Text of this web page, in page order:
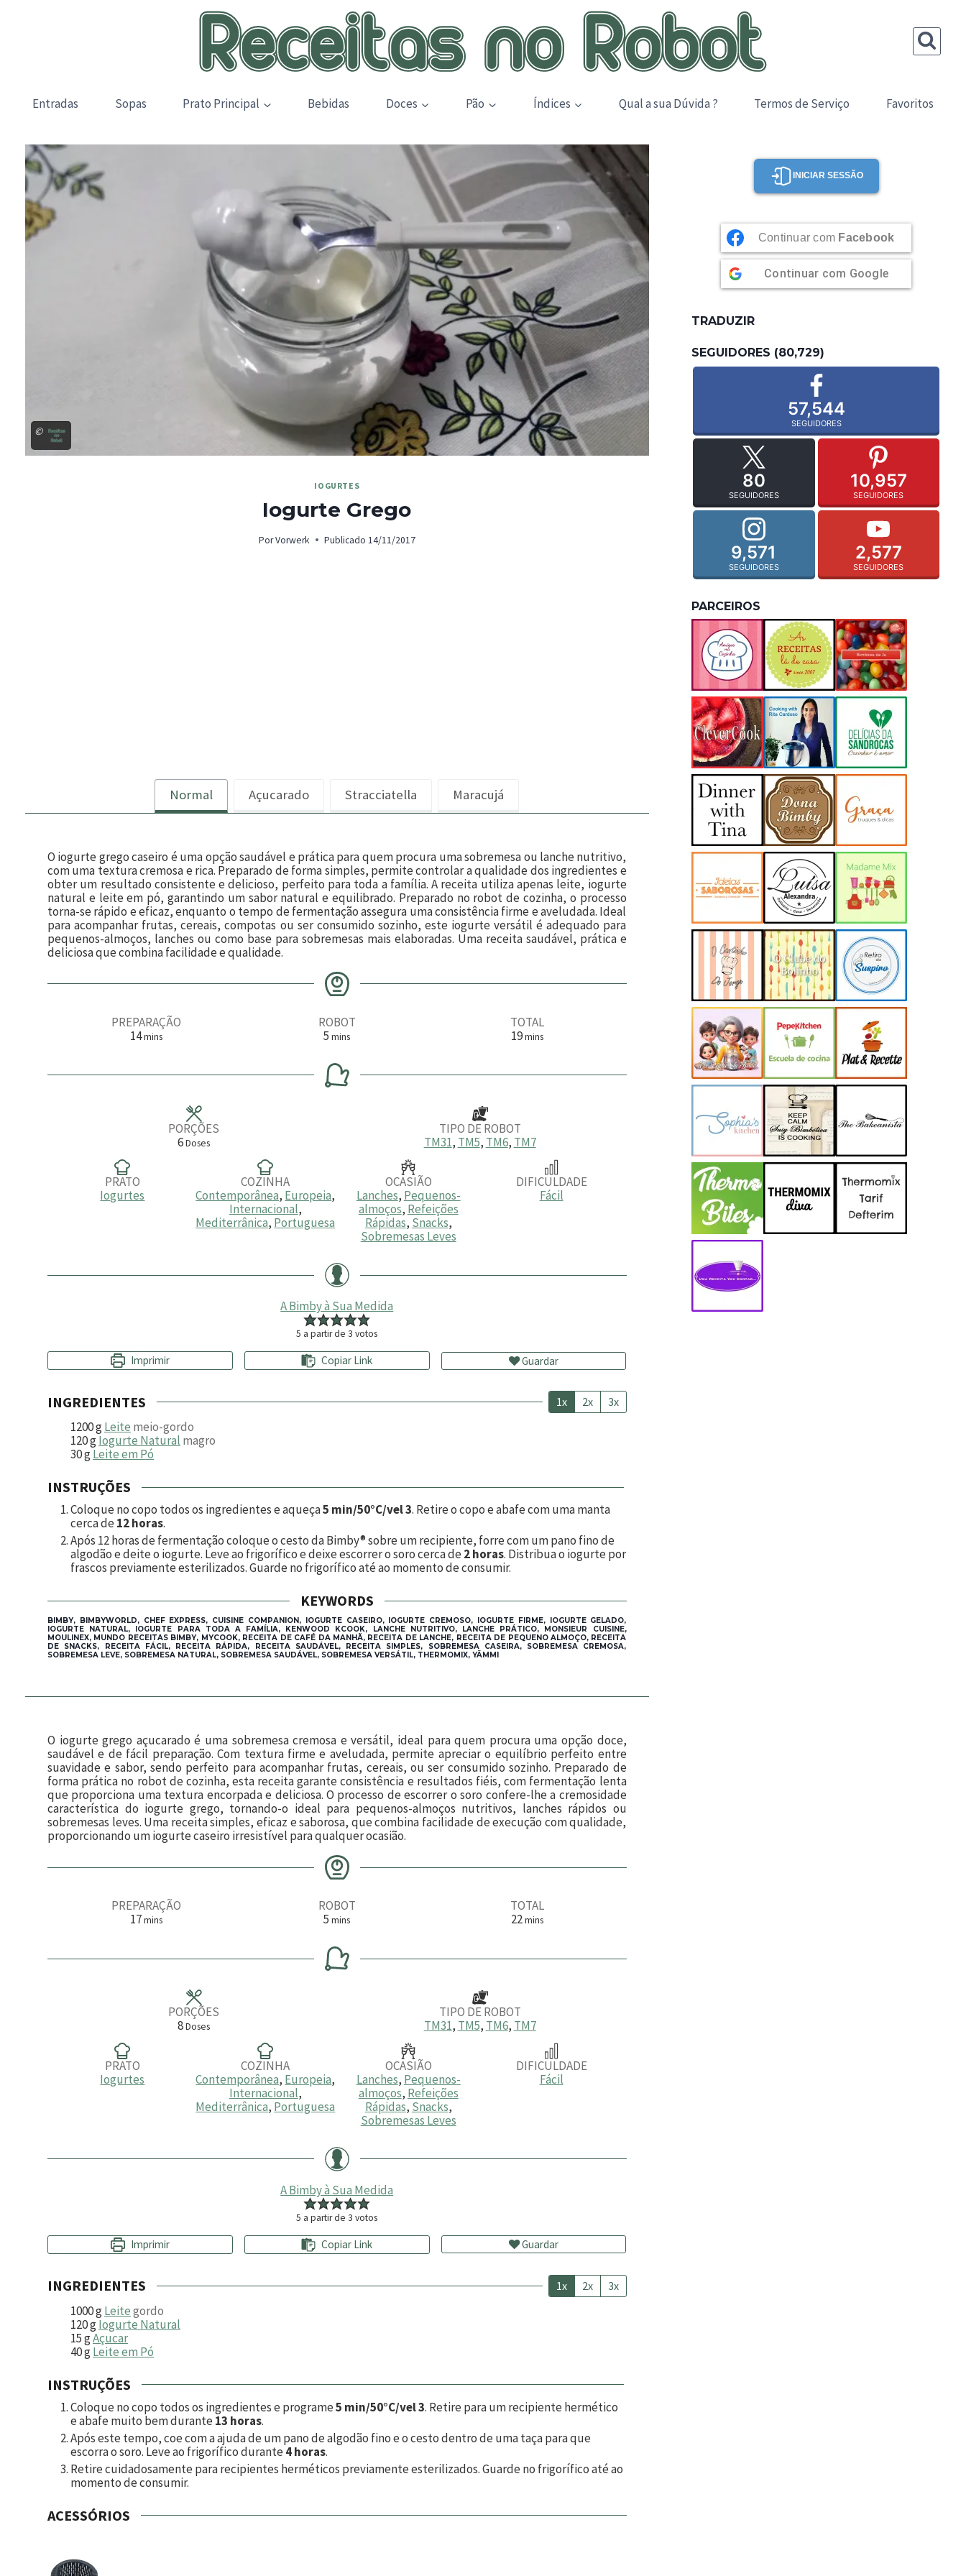
Entradas Sopas Prato Principal Bebidas Doces Pão Índices Qual a sua Dúvida ? Termos de Serviço Favoritos
©
IOGURTES
Iogurte Grego
Por Vorwerk Publicado 14/11/2017
Normal Açucarado Stracciatella Maracujá
O iogurte grego caseiro é uma opção saudável e prática para quem procura uma sobremesa ou lanche nutritivo,
com uma textura cremosa e rica. Preparado de forma simples, permite controlar a qualidade dos ingredientes e
obter um resultado consistente e delicioso, perfeito para toda a família. A receita utiliza apenas leite, iogurte
natural e leite em pó, garantindo um sabor natural e equilibrado. Preparado no robot de cozinha, o processo
torna-se rápido e eficaz, enquanto o tempo de fermentação assegura uma consistência firme e aveludada. Ideal
para acompanhar frutas, cereais, compotas ou ser consumido sozinho, este iogurte versátil é adequado para
pequenos-almoços, lanches ou como base para sobremesas mais elaboradas. Uma receita saudável, prática e
deliciosa que combina facilidade e qualidade.
PREPARAÇÃO
14m
u
mins
ROBOT
5m
n
u
t
mins
TOTAL
19m
u
mins
PORÇÕES
6Doses
TIPO DE ROBOT
TM31, TM5, TM6, TM7
PRATO
Iogurtes
COZINHA
Contemporânea, Europeia,
Internacional,
Mediterrânica, Portuguesa
OCASIÃO
Lanches, Pequenos-
almoços, Refeições
Rápidas, Snacks,
Sobremesas Leves
DIFICULDADE
Fácil
A Bimby à Sua Medida
5 a partir de3 votos
Imprimir Copiar Link Guardar
INGREDIENTES 1x 2x 3x
1200gLeite meio-gordo
120gIogurte Natural magro
30gLeite em Pó
INSTRUÇÕES
Coloque no copo todos os ingredientes e aqueça5 min/50°C/vel 3. Retire o copo e abafe com uma manta
cerca de12 horas.
Após 12 horas de fermentação coloque o cesto da Bimby® sobre um recipiente, forre com um pano fino de
algodão e deite o iogurte. Leve ao frigorífico e deixe escorrer o soro cerca de2 horas. Distribua o iogurte por
frascos previamente esterilizados. Guarde no frigorífico até ao momento de consumir.
KEYWORDS
BIMBY, BIMBYWORLD, CHEF EXPRESS, CUISINE COMPANION, IOGURTE CASEIRO, IOGURTE CREMOSO, IOGURTE FIRME, IOGURTE GELADO,
IOGURTE NATURAL, IOGURTE PARA TODA A FAMÍLIA, KENWOOD KCOOK, LANCHE NUTRITIVO, LANCHE PRÁTICO, MONSIEUR CUISINE,
MOULINEX, MUNDO RECEITAS BIMBY, MYCOOK, RECEITA DE CAFÉ DA MANHÃ, RECEITA DE LANCHE, RECEITA DE PEQUENO ALMOÇO, RECEITA
DE SNACKS, RECEITA FÁCIL, RECEITA RÁPIDA, RECEITA SAUDÁVEL, RECEITA SIMPLES, SOBREMESA CASEIRA, SOBREMESA CREMOSA,
SOBREMESA LEVE, SOBREMESA NATURAL, SOBREMESA SAUDÁVEL, SOBREMESA VERSÁTIL, THERMOMIX, YÄMMI
O iogurte grego açucarado é uma sobremesa cremosa e versátil, ideal para quem procura uma opção doce,
saudável e de fácil preparação. Com textura firme e aveludada, permite apreciar o equilíbrio perfeito entre
suavidade e sabor, sendo perfeito para acompanhar frutas, cereais, ou ser consumido sozinho. Preparado de
forma prática no robot de cozinha, esta receita garante consistência e resultados fiéis, com fermentação lenta
que proporciona uma textura encorpada e deliciosa. O processo de escorrer o soro confere-lhe a cremosidade
característica do iogurte grego, tornando-o ideal para pequenos-almoços nutritivos, lanches rápidos ou
sobremesas leves. Uma receita simples, eficaz e saborosa, que combina facilidade de execução com qualidade,
proporcionando um iogurte caseiro irresistível para qualquer ocasião.
PREPARAÇÃO
17m
u
mins
ROBOT
5m
n
u
t
mins
TOTAL
22m
u
mins
PORÇÕES
8Doses
TIPO DE ROBOT
TM31, TM5, TM6, TM7
PRATO
Iogurtes
COZINHA
Contemporânea, Europeia,
Internacional,
Mediterrânica, Portuguesa
OCASIÃO
Lanches, Pequenos-
almoços, Refeições
Rápidas, Snacks,
Sobremesas Leves
DIFICULDADE
Fácil
A Bimby à Sua Medida
5 a partir de3 votos
Imprimir Copiar Link Guardar
INGREDIENTES 1x 2x 3x
1000gLeitegordo
120gIogurte Natural
15gAçucar
40gLeite em Pó
INSTRUÇÕES
Coloque no copo todos os ingredientes e programe5 min/50°C/vel 3. Retire para um recipiente hermético
e abafe muito bem durante13 horas.
Após este tempo, coe com a ajuda de um pano de algodão fino e o cesto dentro de uma taça para que
escorra o soro. Leve ao frigorífico durante4 horas.
Retire cuidadosamente para recipientes herméticos previamente esterilizados. Guarde no frigorífico até ao
momento de consumir.
ACESSÓRIOS
INICIAR SESSÃO
Continuar com Facebook
Continuar com Google
TRADUZIR
SEGUIDORES (80,729)
57,544
SEGUIDORES
80
SEGUIDORES
10,957
SEGUIDORES
9,571
SEGUIDORES
2,577
SEGUIDORES
PARCEIROS